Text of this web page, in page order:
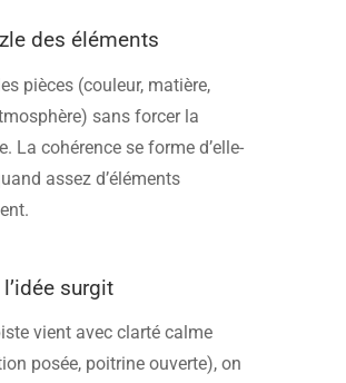
des éléments
pièces (couleur, matière,
sans forcer la
La cohérence se forme d’elle-
assez d’éléments
surgit
vient avec clarté calme
posée, poitrine ouverte), on